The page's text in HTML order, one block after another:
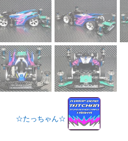
☆たっちゃん☆